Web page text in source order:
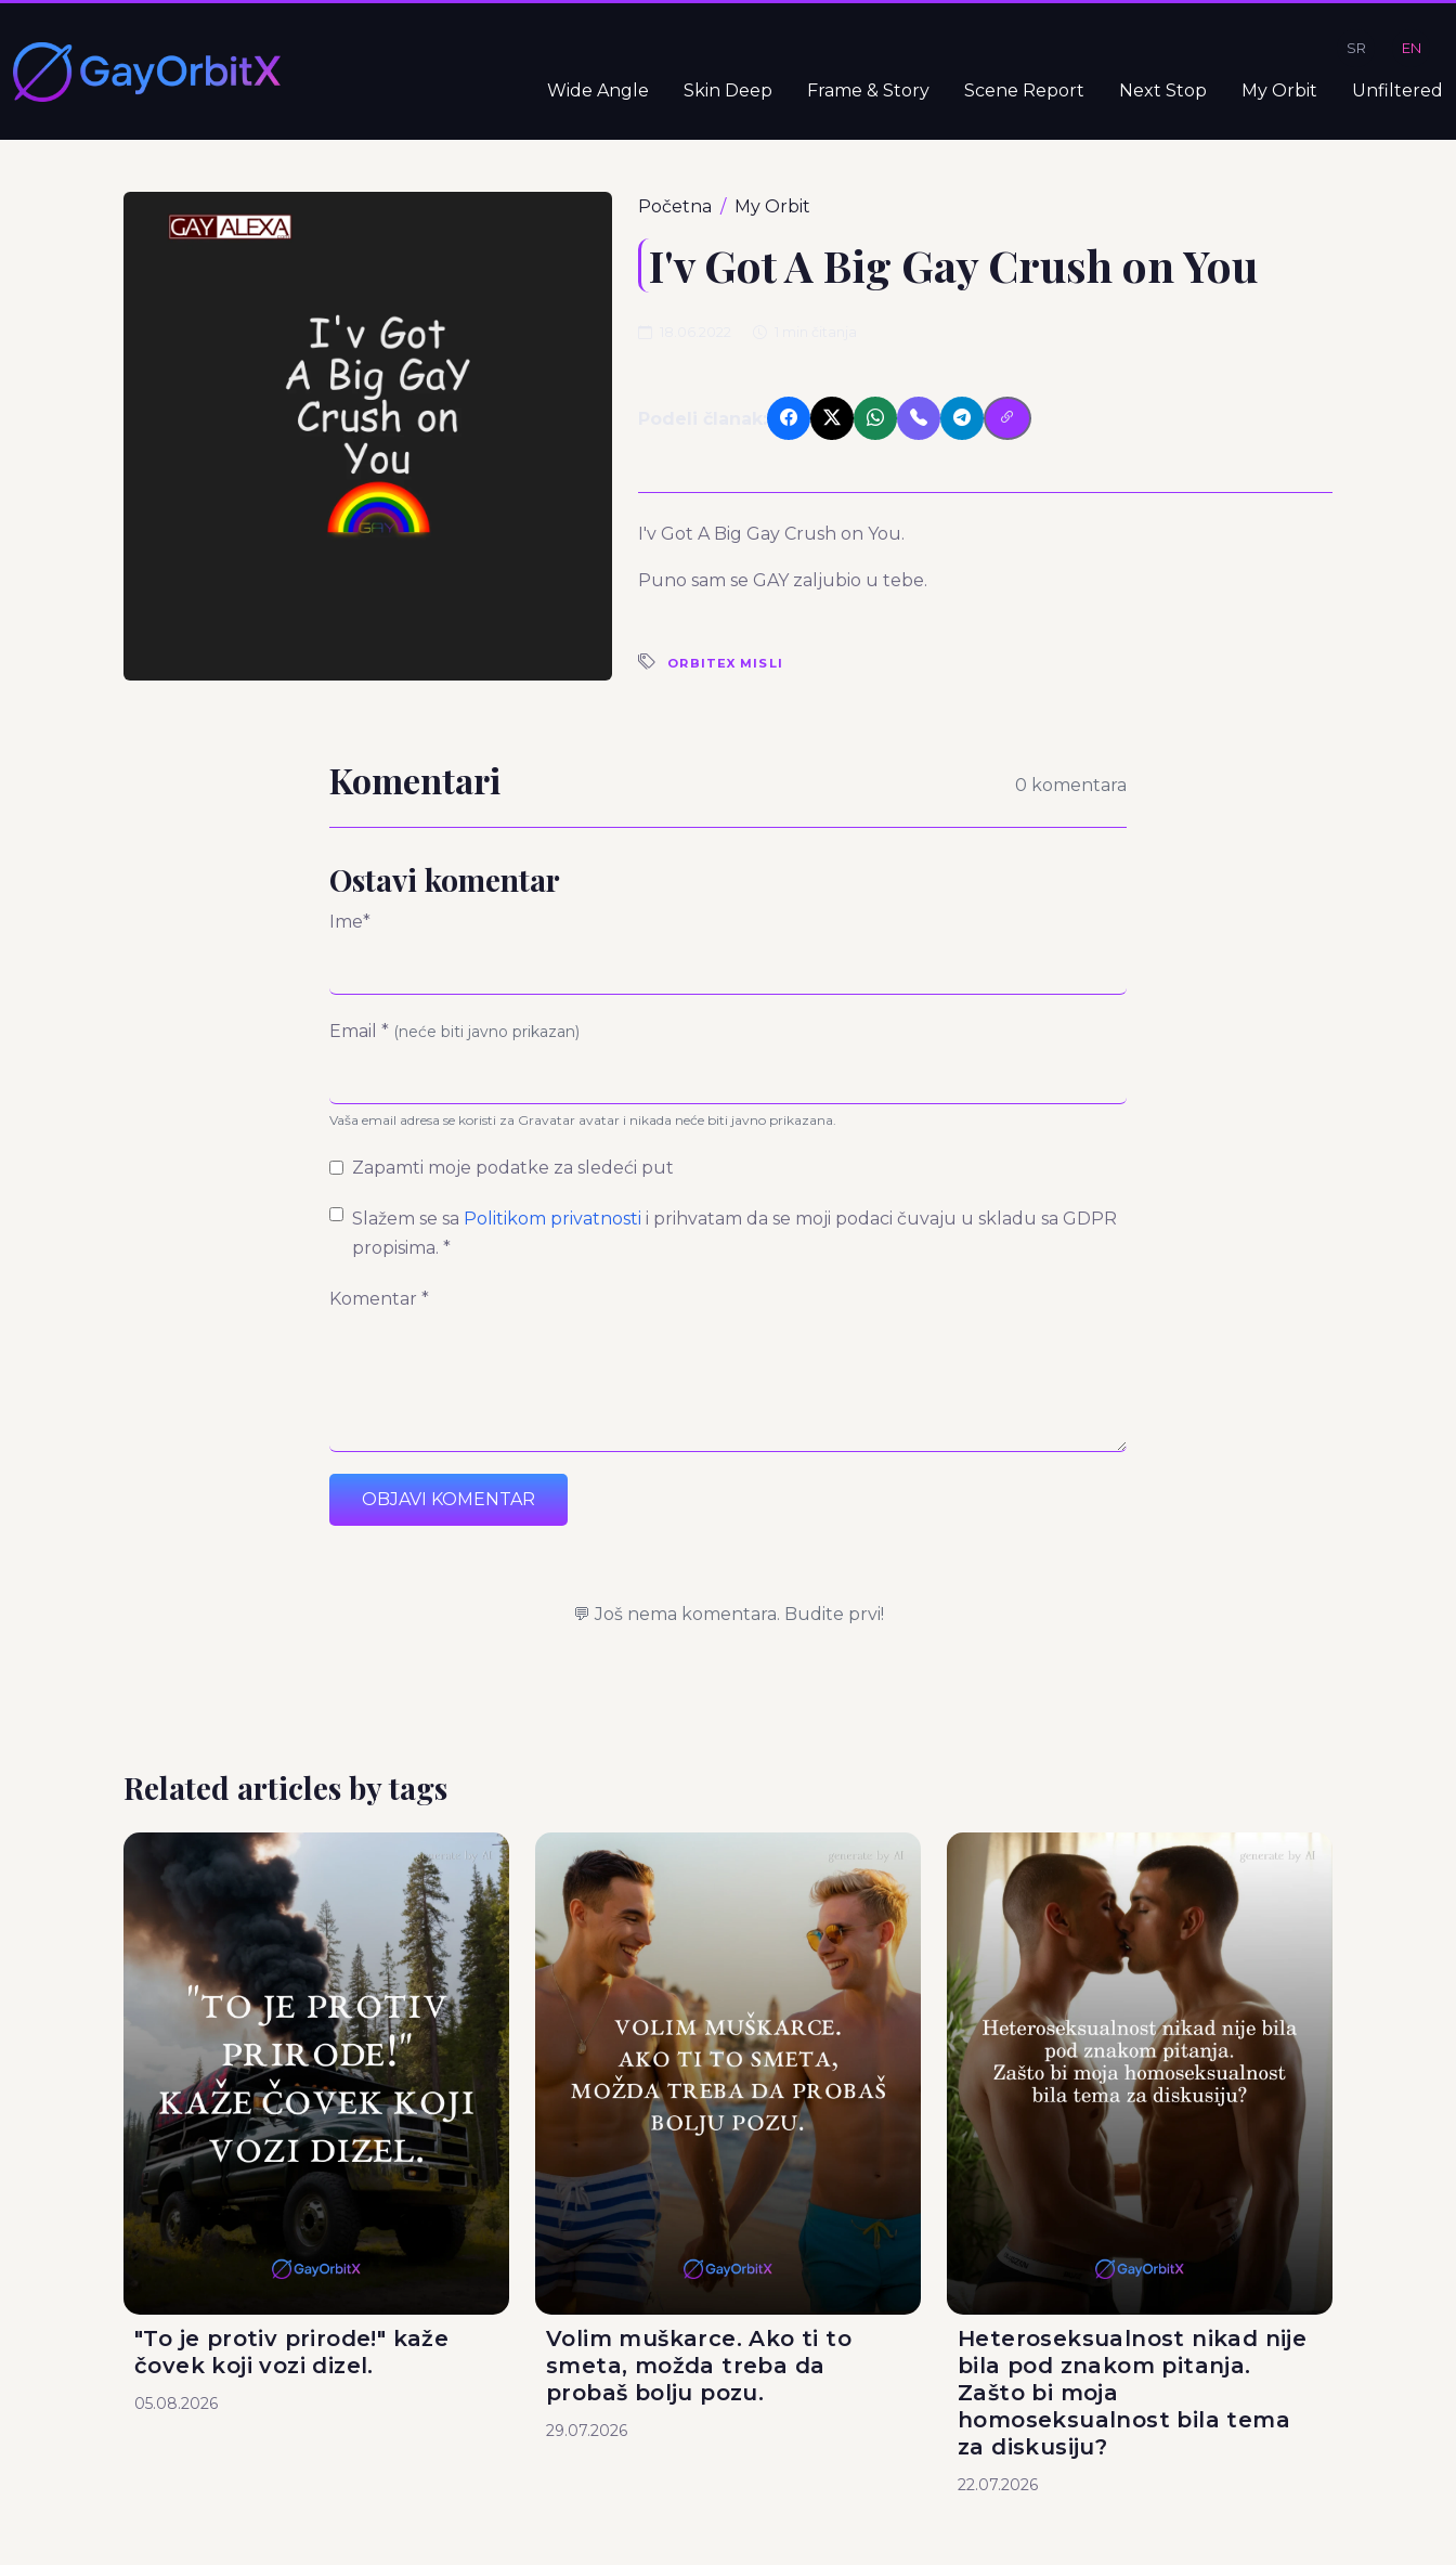
SR EN
Wide Angle Skin Deep Frame & Story Scene Report Next Stop My Orbit Unfiltered
Početna My Orbit
I'v Got A Big Gay Crush on You
I'v Got A Big Gay Crush on You.
Puno sam se GAY zaljubio u tebe.
ORBITEX MISLI
Komentari 0 komentara
Ostavi komentar
Ime*
Email * (neće biti javno prikazan)
Vaša email adresa se koristi za Gravatar avatar i nikada neće biti javno prikazana.
Zapamti moje podatke za sledeći put
Slažem se sa Politikom privatnosti i prihvatam da se moji podaci čuvaju u skladu sa GDPR
propisima. *
Komentar *
OBJAVI KOMENTAR
💬 Još nema komentara. Budite prvi!
Related articles by tags
"To je protiv prirode!" kaže
čovek koji vozi dizel.
05.08.2026
Volim muškarce. Ako ti to
smeta, možda treba da
probaš bolju pozu.
29.07.2026
Heteroseksualnost nikad nije
bila pod znakom pitanja.
Zašto bi moja
homoseksualnost bila tema
za diskusiju?
22.07.2026